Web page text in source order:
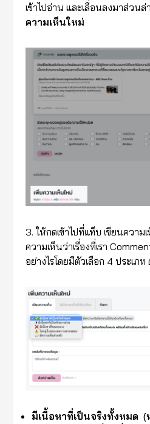
เข้าไปอ่าน และเลื่อนลงมาส่วน
ความเห็นใหม่
3. ให้กดเข้าไปที่แท็บ เขียนความ
ความเห็นว่าเรื่องที่เรา
อย่างไรโดยมีตัวเลือก 4 ประเภท
มีเนื้อหาที่เป็นจริงทั้งหมด (